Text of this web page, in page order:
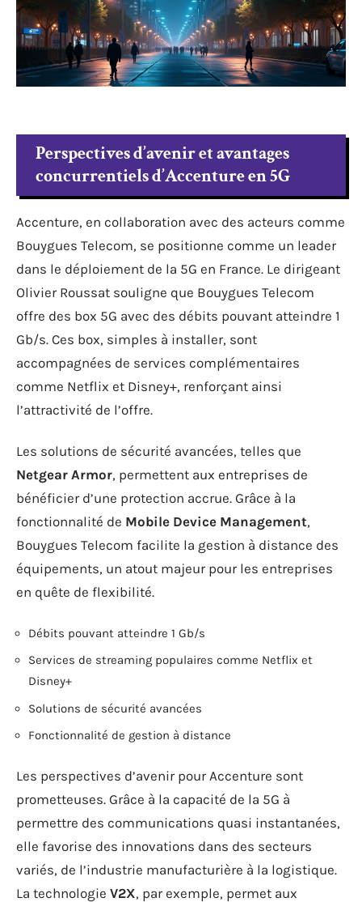
Perspectives d’avenir et avantages
concurrentiels d’Accenture en 5G
Accenture, en collaboration avec des acteurs comme
Bouygues Telecom, se positionne comme un leader
dans le déploiement de la 5G en France. Le dirigeant
Olivier Roussat souligne que Bouygues Telecom
offre des box 5G avec des débits pouvant atteindre 1
Gb/s. Ces box, simples à installer, sont
accompagnées de services complémentaires
comme Netflix et Disney+, renforçant ainsi
l’attractivité de l’offre.
Les solutions de sécurité avancées, telles que
Netgear Armor, permettent aux entreprises de
bénéficier d’une protection accrue. Grâce à la
fonctionnalité de Mobile Device Management,
Bouygues Telecom facilite la gestion à distance des
équipements, un atout majeur pour les entreprises
en quête de flexibilité.
Débits pouvant atteindre 1 Gb/s
Services de streaming populaires comme Netflix et
Disney+
Solutions de sécurité avancées
Fonctionnalité de gestion à distance
Les perspectives d’avenir pour Accenture sont
prometteuses. Grâce à la capacité de la 5G à
permettre des communications quasi instantanées,
elle favorise des innovations dans des secteurs
variés, de l’industrie manufacturière à la logistique.
La technologie V2X, par exemple, permet aux